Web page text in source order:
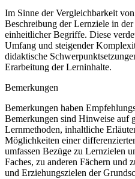
Im Sinne der Vergleichbarkeit
Beschreibung der Lernziele in
einheitlicher Begriffe. Diese
Umfang und steigender
didaktische
Erarbeitung der Lerninhalte.
Bemerkungen
Bemerkungen haben
Bemerkungen sind Hinweise auf
Lernmethoden, inhaltliche
Möglichkeiten einer
umfassen Bezüge zu Lernzielen
Faches, zu anderen Fächern und
und Erziehungszielen der